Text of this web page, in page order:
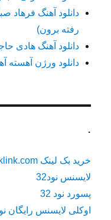
دانلود آهنگ فرهاد
رفته برون)
دانلود آهنگ هادی
دانلود ورژن آهسته
.
خرید بک لینک behtarinbacklink.com
لایسنس نود32
پسورد نود 32
اوکلی لایسنس رایگان نود